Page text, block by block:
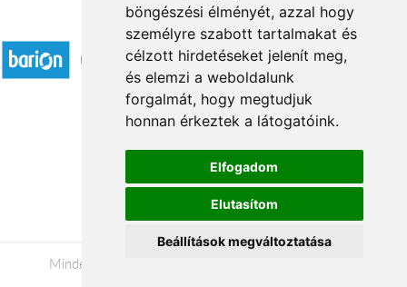
böngészési élményét, azzal hogy
személyre szabott tartalmakat és
célzott hirdetéseket jelenít meg,
és elemzi a weboldalunk
forgalmát, hogy megtudjuk
honnan érkeztek a látogatóink.
Elfogadom
Elutasítom
Beállítások megváltoztatása
Elfogadott fizetési módok
Á.SZ.F.
Impresszum
Adatkezelési tájékoztató
Minden jog fenntartva © 2026 |